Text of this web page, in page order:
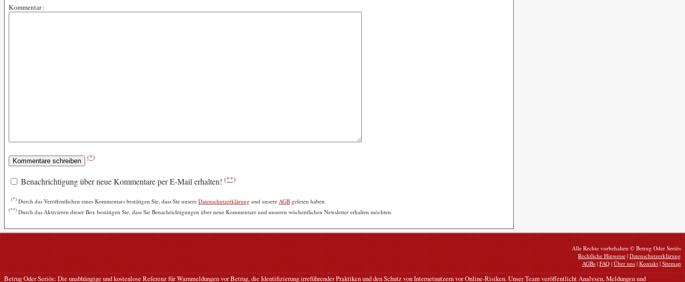
Kommentar :
(*)
Benachrichtigung über neue Kommentare per E-Mail erhalten! (**)
(*) Durch das Veröffentlichen eines Kommentars bestätigen Sie, dass Sie unsere Datenschutzerklärung und unsere AGB gelesen haben.
(**) Durch das Aktivieren dieser Box bestätigen Sie, dass Sie Benachrichtigungen über neue Kommentare und unseren wöchentlichen Newsletter erhalten möchten.
Alle Rechte vorbehalten © Betrug Oder Seriös
Rechtliche Hinweise|Datenschutzerklärung
AGBs|FAQ|Über uns|Kontakt|Sitemap
Betrug Oder Seriös: Die unabhängige und kostenlose Referenz für Warnmeldungen vor Betrug, die Identifizierung irreführender Praktiken und den Schutz von Internetnutzern vor Online-Risiken. Unser Team veröffentlicht Analysen, Meldungen und